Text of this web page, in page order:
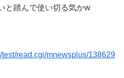
と踏んで使い切る気かw
read.cgi/mnewsplus/138629